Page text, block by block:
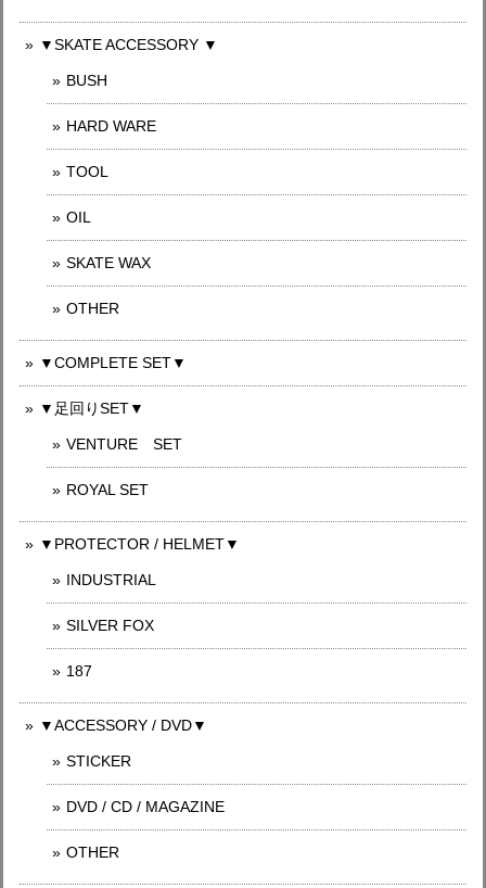
▼SKATE ACCESSORY ▼
BUSH
HARD WARE
TOOL
OIL
SKATE WAX
OTHER
▼COMPLETE SET▼
▼足回りSET▼
VENTURE SET
ROYAL SET
▼PROTECTOR / HELMET▼
INDUSTRIAL
SILVER FOX
187
▼ACCESSORY / DVD▼
STICKER
DVD / CD / MAGAZINE
OTHER